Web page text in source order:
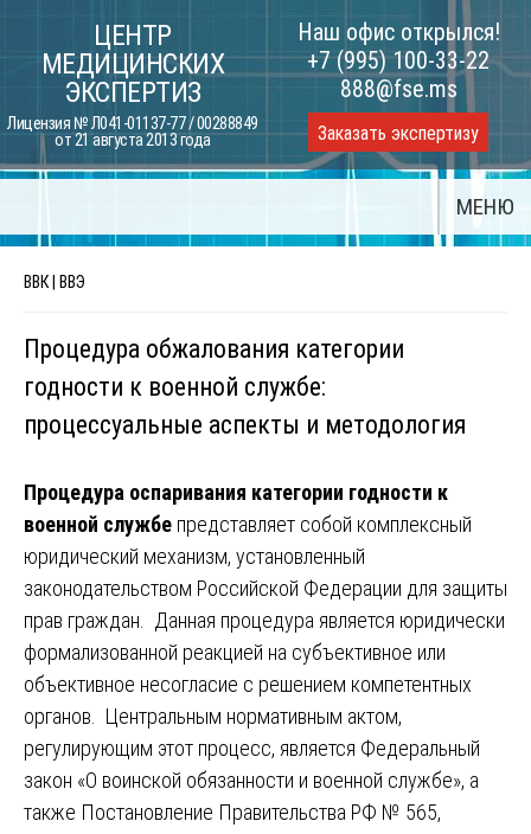
content
ЦЕНТР
МЕДИЦИНСКИХ
ЭКСПЕРТИЗ
Лицензия № Л041-01137-77 / 00288849
от 21 августа 2013 года
Наш офис открылся!
+7 (995) 100-33-22
888@fse.ms
Заказать экспертизу
МЕНЮ
ВВК | ВВЭ
Процедура обжалования категории
годности к военной службе:
процессуальные аспекты и методология
Процедура оспаривания категории годности к
военной службе представляет собой комплексный
юридический механизм, установленный
законодательством Российской Федерации для защиты
прав граждан. Данная процедура является юридически
формализованной реакцией на субъективное или
объективное несогласие с решением компетентных
органов. Центральным нормативным актом,
регулирующим этот процесс, является Федеральный
закон «О воинской обязанности и военной службе», а
также Постановление Правительства РФ № 565,